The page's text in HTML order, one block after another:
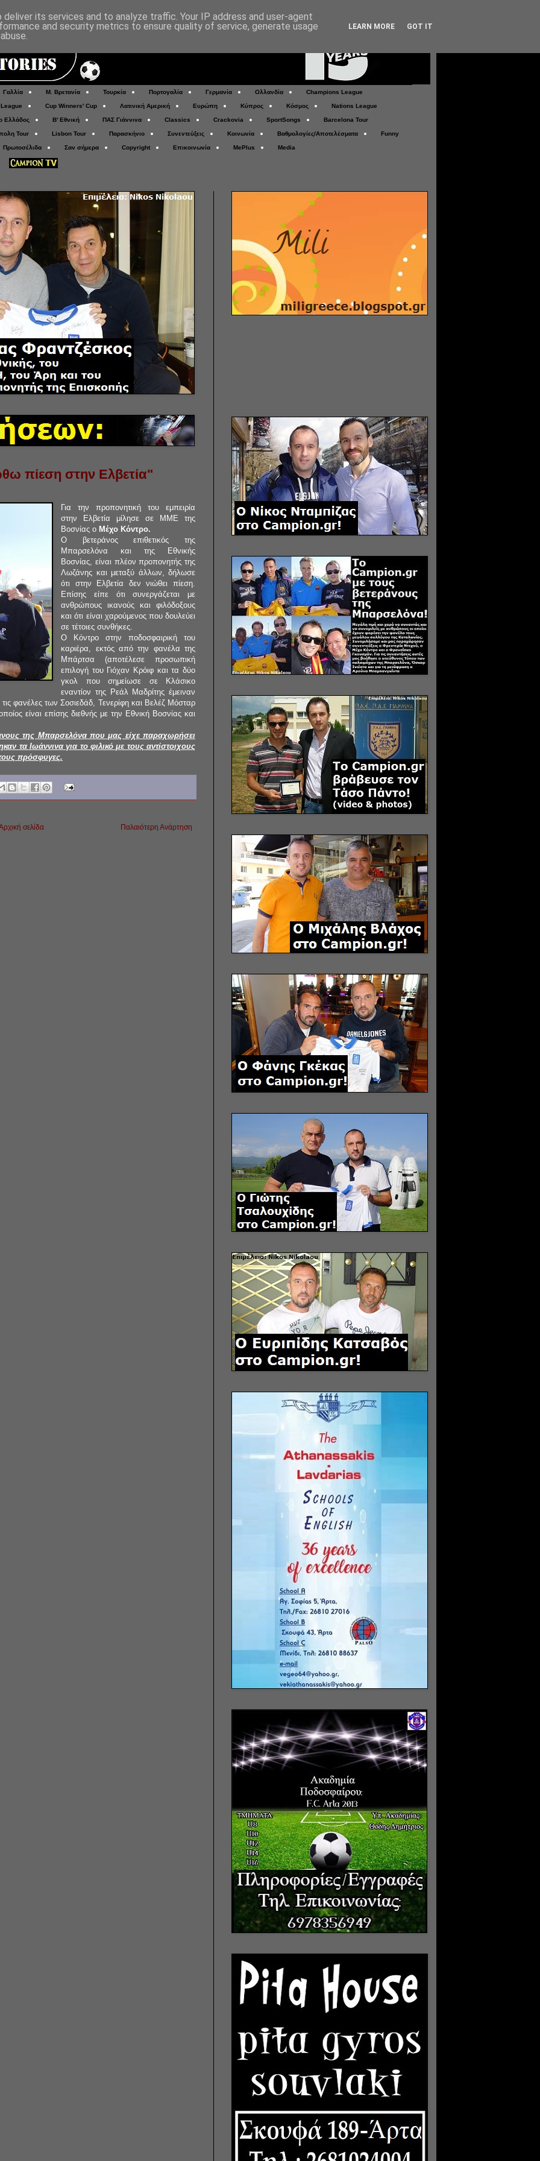
Γαλλία Μ. Βρετανία Τουρκία Πορτογαλία Γερμανία Ολλανδία Champions League
Cup Winners' Cup Λατινική Αμερική Ευρώπη Κύπρος Κόσμος Nations League
Ελλάδος Β' Εθνική ΠΑΣ Γιάννινα Classics Crackovia SportSongs Barcelona Tour
Tour Lisbon Tour Παρασκήνιο Συνεντεύξεις Κοινωνία Βαθμολογίες/Αποτελέσματα Funny
Πρωτοσέλιδα Σαν σήμερα Copyright Επικοινωνία MePlus Media
πίεση στην Ελβετία"
Για την προπονητική του εμπειρία
στην Ελβετία μίλησε σε ΜΜΕ της
Βοσνίας ο Μέχο Κόντρο.
Ο βετεράνος επιθετικός της
Μπαρσελόνα και της Εθνικής
Βοσνίας, είναι πλέον προπονητής της
Λωζάνης και μεταξύ άλλων, δήλωσε
ότι στην Ελβετία δεν νιώθει πίεση.
Επίσης είπε ότι συνεργάζεται με
ανθρώπους ικανούς και φιλόδοξους
και ότι είναι χαρούμενος που δουλεύει
σε τέτοιες συνθήκες.
Ο Κόντρο στην ποδοσφαιρική του
καριέρα, εκτός από την φανέλα της
Μπάρτσα (αποτέλεσε προσωπική
επιλογή του Γιόχαν Κρόιφ και τα δύο
γκολ που σημείωσε σε Κλάσικο
εναντίον της Ρεάλ Μαδρίτης έμειναν
φανέλες των Σοσιεδάδ, Τενερίφη και Βελέζ Μόσταρ
είναι επίσης διεθνής με την Εθνική Βοσνίας και
της Μπαρσελόνα που μας είχε παραχωρήσει
τα Ιωάννινα για το φιλικό με τους αντίστοιχους
πρόσφυγες.
Παλαιότερη Ανάρτηση
σελίδα
its services and to analyze traffic. Your IP address and user-agent
and security metrics to ensure quality of service, generate usage
LEARN MORE GOT IT